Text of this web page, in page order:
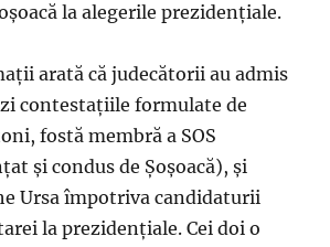
la alegerile prezidenţiale.
arată că judecătorii au admis
contestațiile formulate de
fostă membră a SOS
şi condus de Şoşoacă), şi
Ursa împotriva candidaturii
la prezidențiale. Cei doi o